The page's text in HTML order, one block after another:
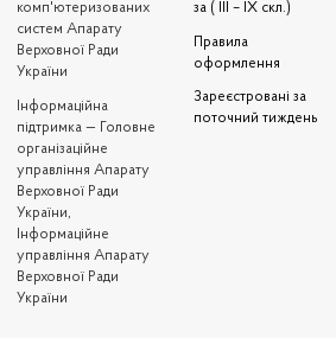
комп'ютеризованих
систем Апарату
Верховної Ради
України
Iнформаційна
підтримка — Головне
організаційне
управління Апарату
Верховної Ради
України,
Інформаційне
управління Апарату
Верховної Ради
України
за ( III – IX скл.)
Правила
оформлення
Зареєстровані за
поточний тиждень